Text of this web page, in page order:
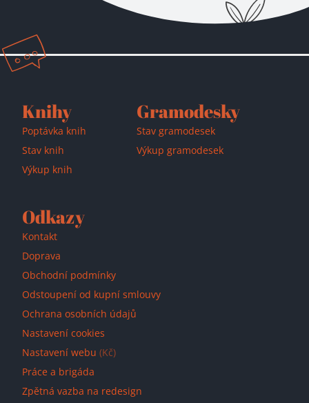
Přidáno do košíku!
Knihy
Poptávka knih
Stav knih
Výkup knih
Gramodesky
Stav gramodesek
Výkup gramodesek
Odkazy
Kontakt
Doprava
Obchodní podmínky
Odstoupení od kupní smlouvy
Ochrana osobních údajů
Nastavení cookies
Nastavení webu (Kč)
Práce a brigáda
Zpětná vazba na redesign